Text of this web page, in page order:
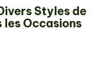
Styles de
les Occasions